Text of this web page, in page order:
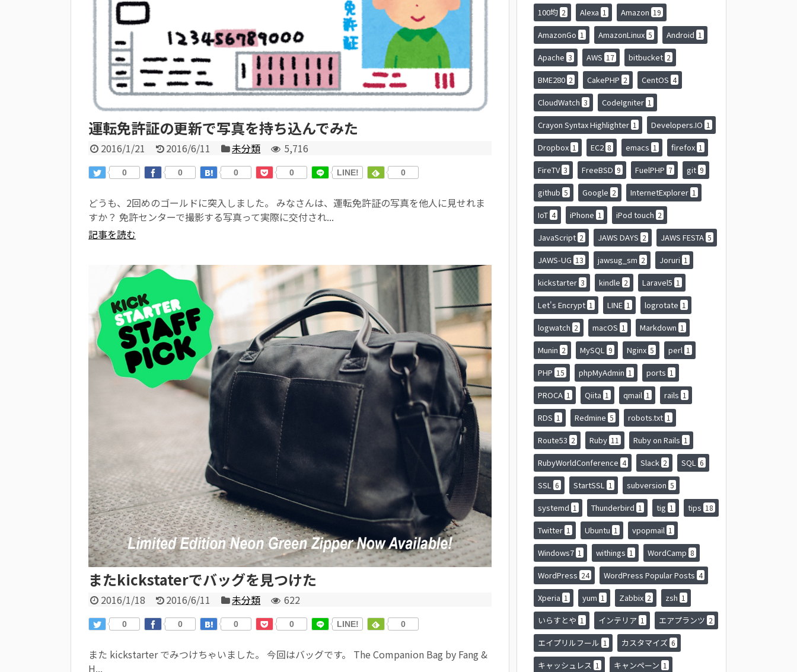
運転免許証の更新で写真を持ち込んでみた
2016/1/21 2016/6/11 未分類 5,716
0 0 0 0 LINE! 0
どうも、2回めのゴールドに突入しました。 みなさんは、運転免許証の写真を他人に見せれま
すか？ 免許センターで撮影する写真って実際に交付され...
記事を読む
またkickstaterでバッグを見つけた
2016/1/18 2016/6/11 未分類 622
0 0 0 0 LINE! 0
また kickstarter でみつけちゃいました。 今回はバッグです。 The Companion Bag by Fang &
H...
100均 2 Alexa 1 Amazon 19
AmazonGo 1 AmazonLinux 5 Android 1
Apache 3 AWS 17 bitbucket 2
BME280 2 CakePHP 2 CentOS 4
CloudWatch 3 CodeIgniter 1
Crayon Syntax Highlighter 1 Developers.IO 1
Dropbox 1 EC2 8 emacs 1 firefox 1
FireTV 3 FreeBSD 9 FuelPHP 7 git 9
github 5 Google 2 InternetExplorer 1
IoT 4 iPhone 1 iPod touch 2
JavaScript 2 JAWS DAYS 2 JAWS FESTA 5
JAWS-UG 13 jawsug_sm 2 Joruri 1
kickstarter 3 kindle 2 Laravel5 1
Let's Encrypt 1 LINE 1 logrotate 1
logwatch 2 macOS 1 Markdown 1
Munin 2 MySQL 9 Nginx 5 perl 1
PHP 15 phpMyAdmin 1 ports 1
PROCA 1 Qiita 1 qmail 1 rails 1
RDS 1 Redmine 5 robots.txt 1
Route53 2 Ruby 11 Ruby on Rails 1
RubyWorldConference 4 Slack 2 SQL 6
SSL 6 StartSSL 1 subversion 5
systemd 1 Thunderbird 1 tig 1 tips 18
Twitter 1 Ubuntu 1 vpopmail 1
Windows7 1 withings 1 WordCamp 8
WordPress 24 WordPress Popular Posts 4
Xperia 1 yum 1 Zabbix 2 zsh 1
いらすとや 1 インテリア 1 エアプランツ 2
エイプリルフール 1 カスタマイズ 6
キャッシュレス 1 キャンペーン 1